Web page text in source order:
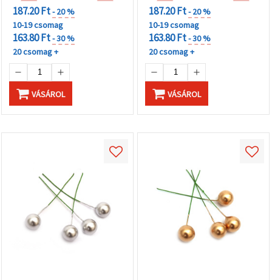
187.20 Ft- 20 %
10-19 csomag
163.80 Ft- 30 %
20 csomag +
VÁSÁROL
187.20 Ft- 20 %
10-19 csomag
163.80 Ft- 30 %
20 csomag +
VÁSÁROL